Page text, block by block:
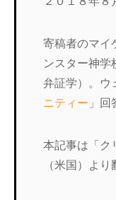
寄稿者のマイ
ンスター神学
弁証学）。ウ
ニティー 」回
本記事は「ク
（米国）よ